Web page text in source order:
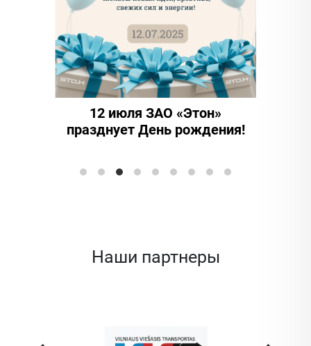
12 июля ЗАО «Этон»
празднует День рождения!
Наши партнеры